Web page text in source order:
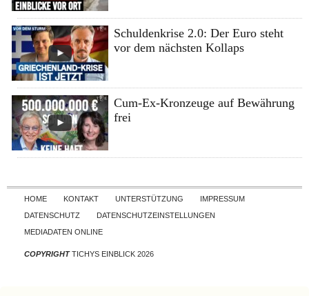
Schuldenkrise 2.0: Der Euro steht
vor dem nächsten Kollaps
Cum-Ex-Kronzeuge auf Bewährung
frei
Skip to content
HOME KONTAKT UNTERSTÜTZUNG
IMPRESSUM
DATENSCHUTZ
DATENSCHUTZEINSTELLUNGEN
MEDIADATEN ONLINE
COPYRIGHTTICHYS EINBLICK 2026